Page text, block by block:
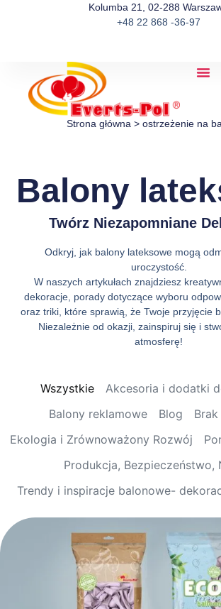
Kolumba 21, 02-288
+48 22 868 -36-97
Strona główna > ostrzeżenie na
Balony
Twórz Niezapomniane
Odkryj, jak balony lateksowe mogą
uroczystość.
W naszych artykułach znajdziesz
dekoracje, porady dotyczące wyboru
oraz triki, które sprawią, że Twoje przyjęcie
Niezależnie od okazji, zainspiruj się i
atmosferę!
Akcesoria i dodatki
Balony reklamowe
Blog
Ekologia i Zrównoważony Rozwój
Produkcja, Bezpieczeństwo,
Trendy i inspiracje balonowe-
Wszystkie